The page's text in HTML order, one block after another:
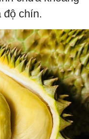
độ chín.